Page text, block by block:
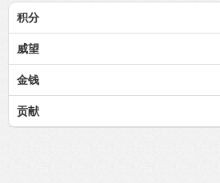
积分
威望
金钱
贡献